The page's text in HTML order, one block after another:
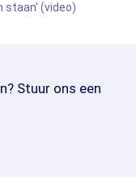
staan' (video)
Stuur ons een